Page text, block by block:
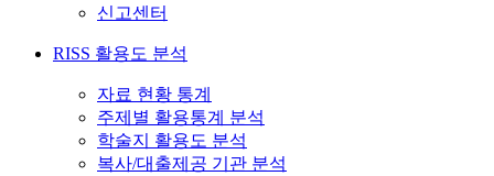
신고센터
RISS 활용도 분석
자료 현황 통계
주제별 활용통계 분석
학술지 활용도 분석
복사/대출제공 기관 분석